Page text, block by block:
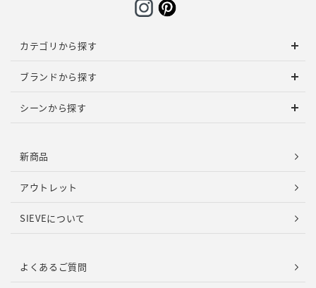
カテゴリから探す
ブランドから探す
シーンから探す
新商品
アウトレット
SIEVEについて
よくあるご質問